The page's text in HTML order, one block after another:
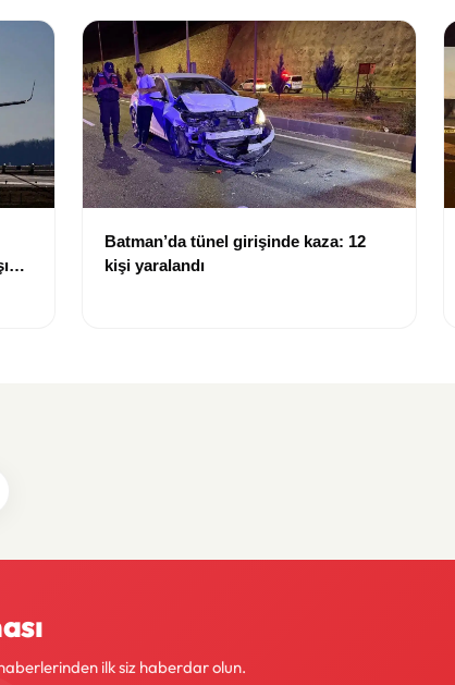
Batman’da tünel girişinde kaza: 12
kişi yaralandı
ilk siz haberdar olun.